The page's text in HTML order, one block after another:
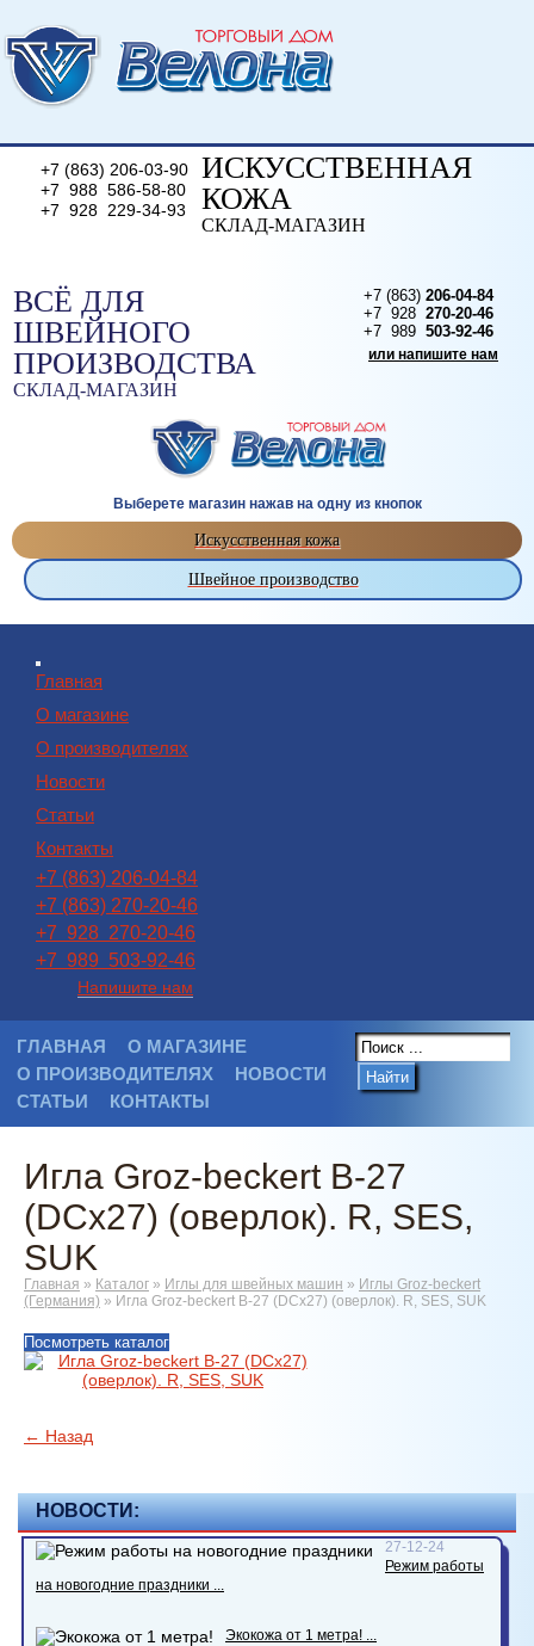
+7 (863) 206-03-90
+7 988 586-58-80
+7 928 229-34-93
ИСКУССТВЕННАЯ
КОЖА
СКЛАД-МАГАЗИН
ВСЁ ДЛЯ
ШВЕЙНОГО
ПРОИЗВОДСТВА
СКЛАД-МАГАЗИН
+7 (863) 206-04-84
+7 928 270-20-46
+7 989 503-92-46
или напишите нам
Выберете магазин нажав на одну из кнопок
Искусственная кожа
Швейное производство
Главная
О магазине
О производителях
Новости
Статьи
Контакты
+7 (863) 206-04-84
+7 (863) 270-20-46
+7 928 270-20-46
+7 989 503-92-46
Напишите нам
ГЛАВНАЯ
О МАГАЗИНЕ
О ПРОИЗВОДИТЕЛЯХ
НОВОСТИ
СТАТЬИ
КОНТАКТЫ
Найти
НОВОСТИ:
27-12-24
Режим работы
на новогодние праздники ...
Экокожа от 1 метра! ...
Игла Groz-beckert B-27
(DCx27) (оверлок). R, SES,
SUK
Главная » Каталог » Иглы для швейных машин » Иглы Groz-beckert
(Германия) » Игла Groz-beckert B-27 (DCx27) (оверлок). R, SES, SUK
Посмотреть каталог
← Назад